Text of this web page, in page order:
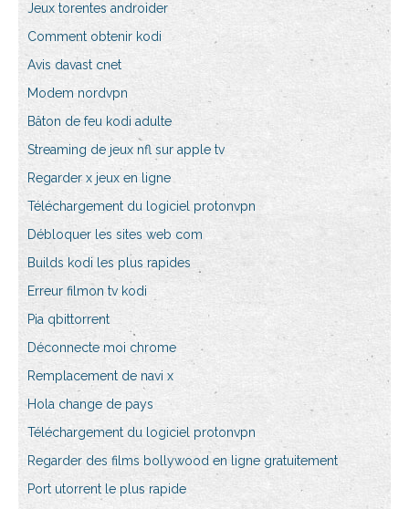
Jeux torentes androider
Comment obtenir kodi
Avis davast cnet
Modem nordvpn
Bâton de feu kodi adulte
Streaming de jeux nfl sur apple tv
Regarder x jeux en ligne
Téléchargement du logiciel protonvpn
Débloquer les sites web com
Builds kodi les plus rapides
Erreur filmon tv kodi
Pia qbittorrent
Déconnecte moi chrome
Remplacement de navi x
Hola change de pays
Téléchargement du logiciel protonvpn
Regarder des films bollywood en ligne gratuitement
Port utorrent le plus rapide